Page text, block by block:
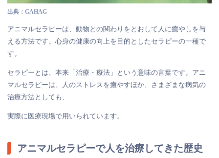
出典：GAHAG
アニマルセラピーは、動物との関わりをとおして人に癒やしを与
える方法です。心身の健康の向上を目的としたセラピーの一種で
す。
セラピーとは、本来「治療・療法」という意味の言葉です。アニ
マルセラピーは、人のストレスを癒やすほか、さまざまな病気の
治療方法としても、
実際に医療現場で用いられています。
アニマルセラピーで人を治療してきた歴史